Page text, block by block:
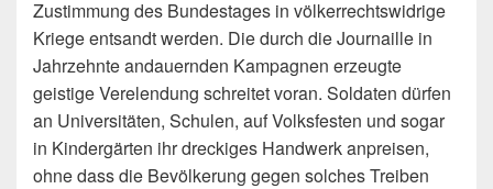
Zustimmung des Bundestages in völkerrechtswidrige
Kriege ent­sandt werden. Die durch die Journaille in
Jahrzehnte andauernden Kampagnen er­zeugte
geistige Verelendung schreitet voran. Soldaten dürfen
an Universitäten, Schu­len, auf Volksfesten und sogar
in Kindergärten ihr dreckiges Handwerk anpreisen,
ohne dass die Bevölkerung gegen solches Treiben